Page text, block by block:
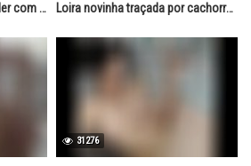
Marido ajuda esposa a foder com cachorro Loira novinha traçada por cachorro pauzudo
31276